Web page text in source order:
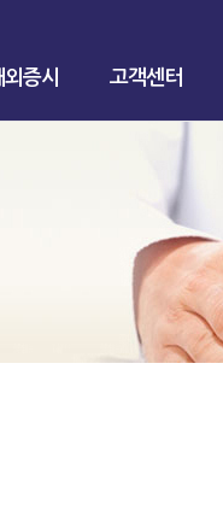
외증시 고객센터